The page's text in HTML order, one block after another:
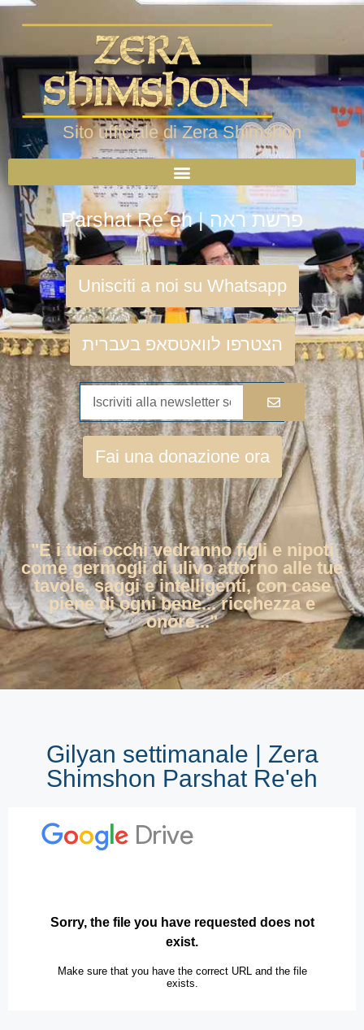
Sito ufficiale di Zera Shimshon
Parshat Re´eh | פרשת ראה
Unisciti a noi su Whatsapp
הצטרפו לוואטסאפ בעברית
Fai una donazione ora
"E i tuoi occhi vedranno figli e nipoti
come germogli di ulivo attorno alle tue
tavole, saggi e intelligenti, con case
piene di ogni bene... ricchezza e
onore..."
Gilyan settimanale | Zera
Shimshon Parshat Re'eh